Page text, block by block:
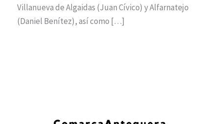
Villanueva de Algaidas (Juan Cívico) y Alfarnatejo
(Daniel Benítez), así como […]